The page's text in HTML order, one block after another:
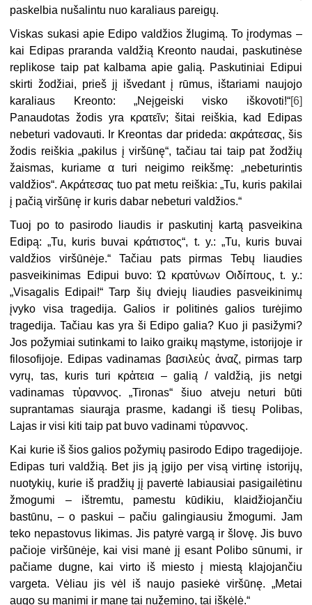
paskelbia nušalintu nuo karaliaus pareigų.
Viskas sukasi apie Edipo valdžios žlugimą. To įrodymas –
kai Edipas praranda valdžią Kreonto naudai, paskutinėse
replikose taip pat kalbama apie galią. Paskutiniai Edipui
skirti žodžiai, prieš jį išvedant į rūmus, ištariami naujojo
karaliaus Kreonto: „Neįgeiski visko iškovoti!“[6]
Panaudotas žodis yra κρατεῖν; šitai reiškia, kad Edipas
nebeturi vadovauti. Ir Kreontas dar prideda: ακράτεσας, šis
žodis reiškia „pakilus į viršūnę“, tačiau tai taip pat žodžių
žaismas, kuriame α turi neigimo reikšmę: „nebeturintis
valdžios“. Aκράτεσας tuo pat metu reiškia: „Tu, kuris pakilai
į pačią viršūnę ir kuris dabar nebeturi valdžios.“
Tuoj po to pasirodo liaudis ir paskutinį kartą pasveikina
Edipą: „Tu, kuris buvai κράτιστος“, t. y.: „Tu, kuris buvai
valdžios viršūnėje.“ Tačiau pats pirmas Tebų liaudies
pasveikinimas Edipui buvo: Ώ κρατὑνων Οιδίπους, t. y.:
„Visagalis Edipai!“ Tarp šių dviejų liaudies pasveikinimų
įvyko visa tragedija. Galios ir politinės galios turėjimo
tragedija. Tačiau kas yra ši Edipo galia? Kuo ji pasižymi?
Jos požymiai sutinkami to laiko graikų mąstyme, istorijoje ir
filosofijoje. Edipas vadinamas βασιλεὑς ἀναζ, pirmas tarp
vyrų, tas, kuris turi κρἁτεια – galią / valdžią, jis netgi
vadinamas τὑραννος. „Tironas“ šiuo atveju neturi būti
suprantamas siaurąja prasme, kadangi iš tiesų Polibas,
Lajas ir visi kiti taip pat buvo vadinami τὑραννος.
Kai kurie iš šios galios požymių pasirodo Edipo tragedijoje.
Edipas turi valdžią. Bet jis ją įgijo per visą virtinę istorijų,
nuotykių, kurie iš pradžių jį pavertė labiausiai pasigailėtinu
žmogumi – ištremtu, pamestu kūdikiu, klaidžiojančiu
bastūnu, – o paskui – pačiu galingiausiu žmogumi. Jam
teko nepastovus likimas. Jis patyrė vargą ir šlovę. Jis buvo
pačioje viršūnėje, kai visi manė jį esant Polibo sūnumi, ir
pačiame dugne, kai virto iš miesto į miestą klajojančiu
vargeta. Vėliau jis vėl iš naujo pasiekė viršūnę. „Metai
augo su manimi ir mane tai nužemino, tai iškėlė.“